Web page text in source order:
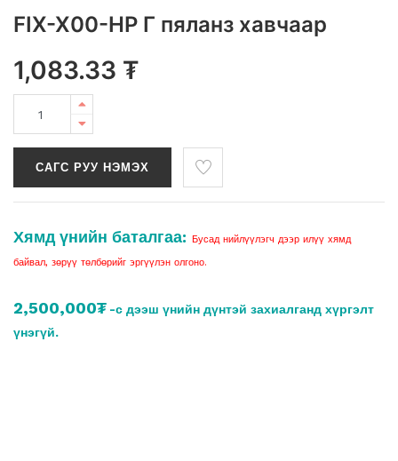
FIX-X00-НР Г пяланз хавчаар
1,083.33 ₮
САГС РУУ НЭМЭХ
Хямд үнийн баталгаа:
Бусад нийлүүлэгч дээр илүү хямд
байвал, зөрүү төлбөрийг эргүүлэн олгоно.
2,500,000₮ -с дээш үнийн дүнтэй захиалганд хүргэлт
үнэгүй.